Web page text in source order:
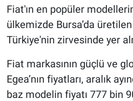
Fiat'ın en popüler
ülkemizde Bursa’da üretilen
Türkiye'nin zirvesinde yer
Fiat markasının güçlü ve
Egea’nın fiyatları, aralık
baz modelin fiyatı 777 bin